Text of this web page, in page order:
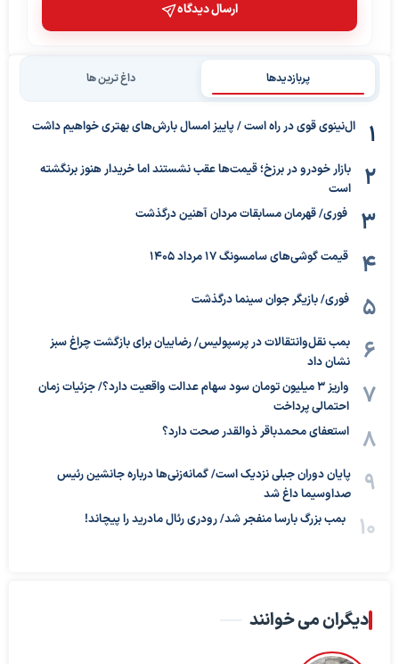
ارسال دیدگاه
پربازدیدها داغ ترین ها
ال‌نینوی قوی در راه است / پاییز امسال بارش‌های بهتری خواهیم داشت
بازار خودرو در برزخ؛ قیمت‌ها عقب نشستند اما خریدار هنوز برنگشته
است
فوری/ قهرمان مسابقات مردان آهنین درگذشت
قیمت گوشی‌های سامسونگ 17 مرداد 1405
فوری/ بازیگر جوان سینما درگذشت
بمب نقل‌وانتقالات در پرسپولیس/ رضاییان برای بازگشت چراغ سبز
نشان داد
واریز ۳ میلیون تومان سود سهام عدالت واقعیت دارد؟/ جزئیات زمان
احتمالی پرداخت
استعفای محمدباقر ذوالقدر صحت دارد؟
پایان دوران جبلی نزدیک است/ گمانه‌زنی‌ها درباره جانشین رئیس
صداوسیما داغ شد
بمب بزرگ بارسا منفجر شد/ رودری رئال مادرید را پیچاند!
دیگران می خوانند